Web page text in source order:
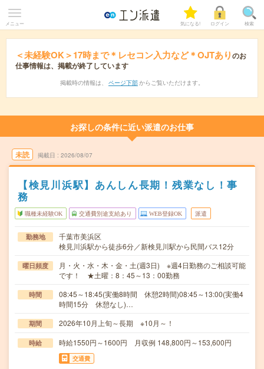
メニュー 気になる! ログイン 検索
＜未経験OK＞17時まで＊レセコン入力など＊OJTありのお
仕事情報は、掲載が終了しています
掲載時の情報は、 ページ下部 からご覧いただけます。
お探しの条件に近い派遣のお仕事
未読 掲載日 2026/08/07
【検見川浜駅】あんしん長期！残業なし！事
務
職種未経験OK 交通費別途支給あり WEB登録OK 派遣
勤務地
千葉市美浜区
検見川浜駅から徒歩6分／新検見川駅から民間バス12分
曜日頻度
月・火・水・木・金・土(週3日) ※週4日勤務のご相談可能
です！ ★土曜：8：45～13：00勤務
時間
08:45～18:45(実働8時間 休憩2時間)08:45～13:00(実働4
時間15分 休憩なし)…
期間 2026年10月上旬～長期 ※10月～！
時給 時給1550円～1600円 月収例 148,800円～153,600円
交通費